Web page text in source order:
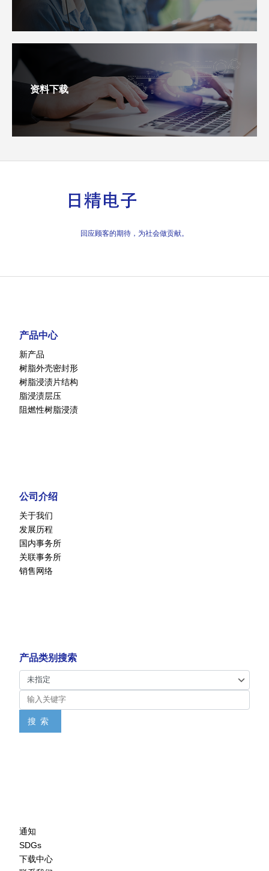
资料下载
回应顾客的期待，为社会做贡献。
产品中心
新产品
树脂外壳密封形
树脂浸渍片结构
脂浸渍层压
阻燃性树脂浸渍
公司介绍
关于我们
发展历程
国内事务所
关联事务所
销售网络
产品类别搜索
搜索
通知
SDGs
下载中心